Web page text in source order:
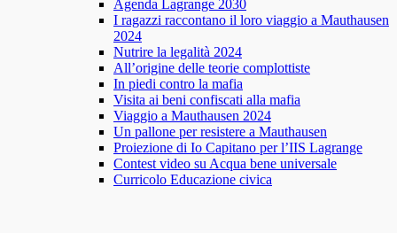
Agenda Lagrange 2030
I ragazzi raccontano il loro viaggio a Mauthausen
2024
Nutrire la legalità 2024
All’origine delle teorie complottiste
In piedi contro la mafia
Visita ai beni confiscati alla mafia
Viaggio a Mauthausen 2024
Un pallone per resistere a Mauthausen
Proiezione di Io Capitano per l’IIS Lagrange
Contest video su Acqua bene universale
Curricolo Educazione civica